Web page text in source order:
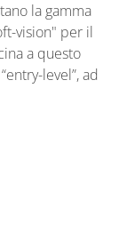
la gamma
vision" per il
a questo
level”, ad